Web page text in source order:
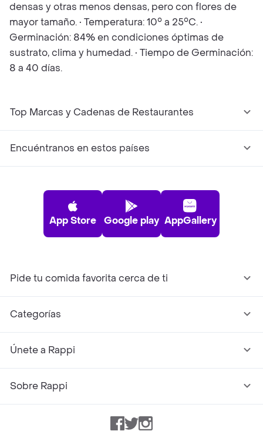
densas y otras menos densas, pero con flores de
mayor tamaño. • Temperatura: 10° a 25°C. •
Germinación: 84% en condiciones óptimas de
sustrato, clima y humedad. • Tiempo de Germinación:
8 a 40 días.
Top Marcas y Cadenas de Restaurantes
Encuéntranos en estos países
App Store Google play AppGallery
Pide tu comida favorita cerca de ti
Categorías
Únete a Rappi
Sobre Rappi
Facebook
TwitterInstagram